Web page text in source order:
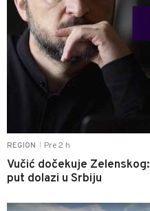
REGION Pre 2 h
Vučić dočekuje
put dolazi u Srbiju